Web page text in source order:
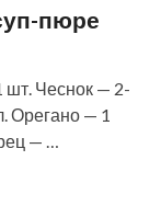
пюре
шт. Чеснок — 2-
Орегано — 1
— …